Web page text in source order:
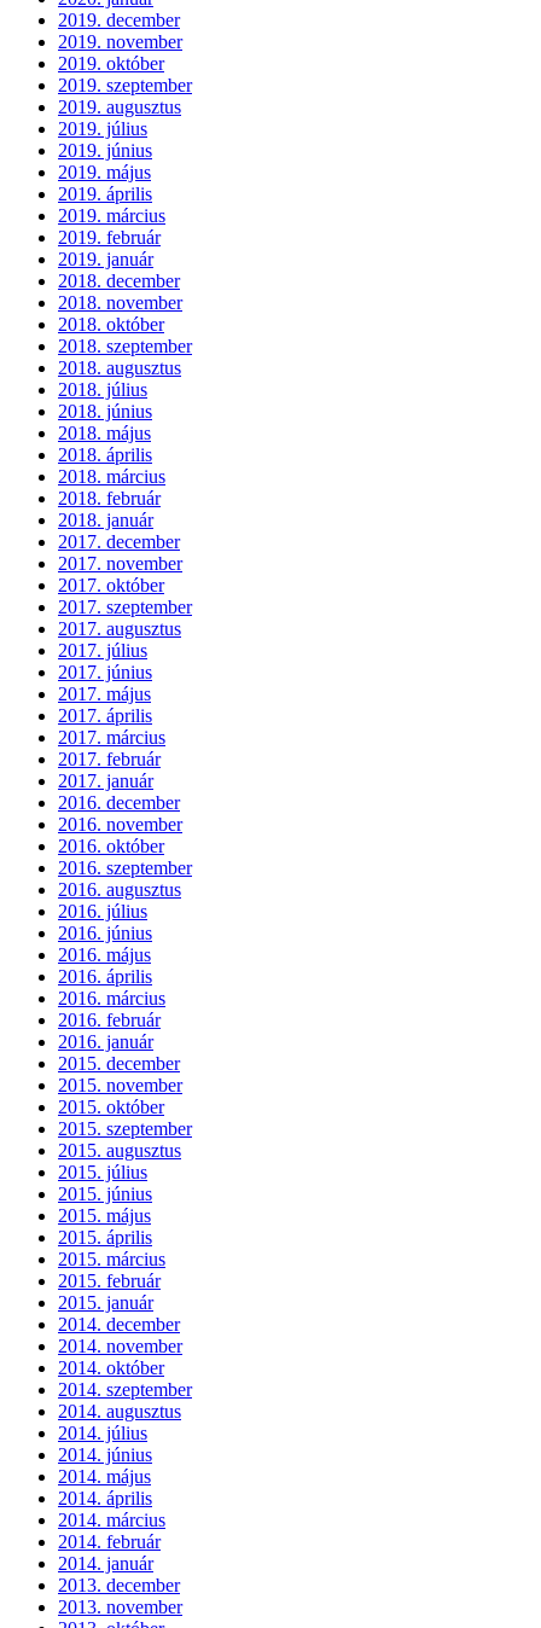
2019. december
2019. november
2019. október
2019. szeptember
2019. augusztus
2019. július
2019. június
2019. május
2019. április
2019. március
2019. február
2019. január
2018. december
2018. november
2018. október
2018. szeptember
2018. augusztus
2018. július
2018. június
2018. május
2018. április
2018. március
2018. február
2018. január
2017. december
2017. november
2017. október
2017. szeptember
2017. augusztus
2017. július
2017. június
2017. május
2017. április
2017. március
2017. február
2017. január
2016. december
2016. november
2016. október
2016. szeptember
2016. augusztus
2016. július
2016. június
2016. május
2016. április
2016. március
2016. február
2016. január
2015. december
2015. november
2015. október
2015. szeptember
2015. augusztus
2015. július
2015. június
2015. május
2015. április
2015. március
2015. február
2015. január
2014. december
2014. november
2014. október
2014. szeptember
2014. augusztus
2014. július
2014. június
2014. május
2014. április
2014. március
2014. február
2014. január
2013. december
2013. november